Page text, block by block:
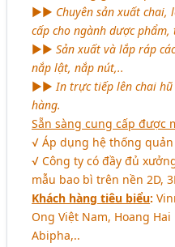
►► Chuyên sản xuất chai,
cấp cho ngành dược
►►Sản xuất và lắp ráp
nắp lật, nắp nút,..
►►In trực tiếp lên chai hũ
hàng.
Sẵn sàng cung cấp được
√ Áp dụng hệ thống
√ Công ty có đầy đủ
mẫu bao bì trên nền 2D,
Khách hàng tiêu biểu:
Ong Việt Nam, Hoang
Abipha,..